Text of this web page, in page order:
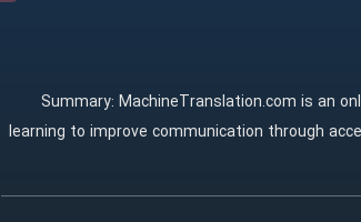
Summary: MachineTranslation.com is an
learning to improve communication through